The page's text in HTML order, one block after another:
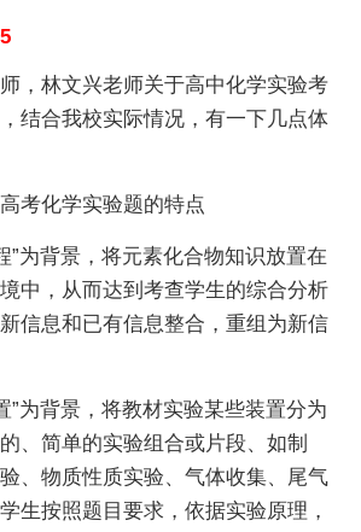
林文兴老师关于高中化学实验考
结合我校实际情况，有一下几点体
考化学实验题的特点
背景，将元素化合物知识放置在
中，从而达到考查学生的综合分析
信息和已有信息整合，重组为新信
背景，将教材实验某些装置分为
、简单的实验组合或片段、如制
、物质性质实验、气体收集、尾气
生按照题目要求，依据实验原理，